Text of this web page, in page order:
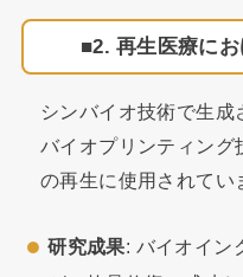
2. 再生医療に
シンバイオ技術で生
バイオプリンティング
の再生に使用されてい
研究成果: バイオイン